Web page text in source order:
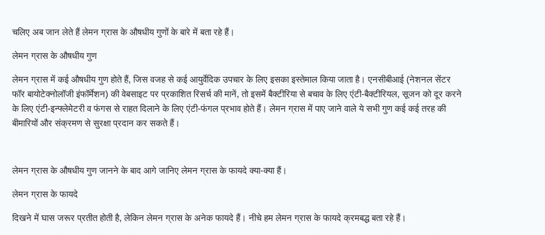
चलिए अब जान लेते हैं लेमन ग्रास के औषधीय गुणों के बारे में बता रहे हैं।
लेमन ग्रास के औषधीय गुण
लेमन ग्रास में कई औषधीय गुण होते हैं, जिस वजह से कई आयुर्वेदिक उपचार के लिए इसका इस्तेमाल किया जाता है। एनसीबीआई (नेशनल सेंटर
फॉर बायोटेक्नोलॉजी इंफॉर्मेशन) की वेबसाइट पर प्रकाशित रिसर्च की मानें, तो इसमें बैक्टीरिया से बचाव के लिए एंटी-बैक्टीरियल, सूजन को दूर करने
के लिए एंटी-इन्फ्लेमेटरी व फंगस से राहत दिलाने के लिए एंटी-फंगल प्रभाव होते हैं। लेमन ग्रास में पाए जाने वाले ये सभी गुण कई कई तरह की
बीमारियों और संक्रमण से सुरक्षा प्रदान कर सकते हैं।
लेमन ग्रास के औषधीय गुण जानने के बाद आगे जानिए लेमन ग्रास के फायदे क्या-क्या हैं।
लेमन ग्रास के फायदे
दिखने में घास जरूर प्रतीत होती है, लेकिन लेमन ग्रास के अनेक फायदे हैं। नीचे हम लेमन ग्रास के फायदे क्रमबद्ध बता रहे हैं।